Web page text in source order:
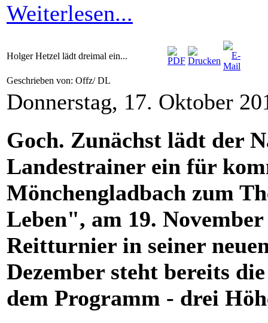
Weiterlesen...
Holger Hetzel lädt dreimal ein...
Geschrieben von: Offz/ DL
Donnerstag, 17. Oktober
Goch. Zunächst lädt der
Landestrainer ein für
Mönchengladbach zum
Leben", am 19.
Reitturnier in seiner
Dezember steht bereits
dem Programm - drei